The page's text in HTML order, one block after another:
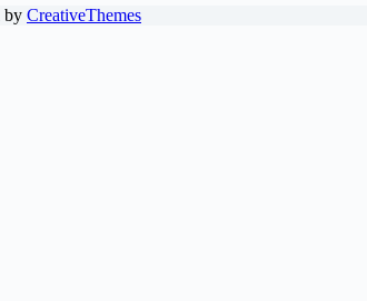
by CreativeThemes